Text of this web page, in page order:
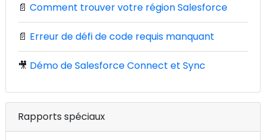
📄 Comment trouver votre région Salesforce
📄 Erreur de défi de code requis manquant
🎥 Démo de Salesforce Connect et Sync
Rapports spéciaux